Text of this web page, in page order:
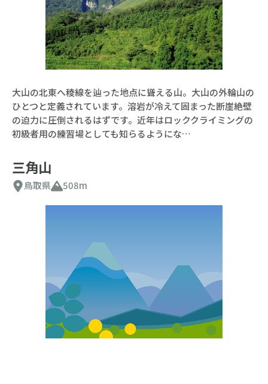
山検索
大山の北東へ稜線を辿った地点に聳える山。大山の外輪山の
ひとつと定義されています。溶岩が冷えて固まった断崖絶壁
の迫力に圧倒されるはずです。近年はロッククライミングの
初級者用の練習場としても知らるようにな…
三角山
鳥取県 508m